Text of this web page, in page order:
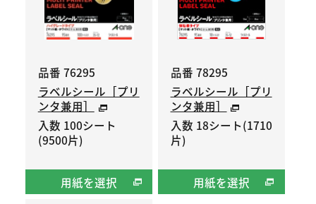
品番 76295
ラベルシール［プリ
ンタ兼用］
入数 100シート
(9500片)
用紙を選択
品番 78295
ラベルシール［プリ
ンタ兼用］
入数 18シート(1710
片)
用紙を選択